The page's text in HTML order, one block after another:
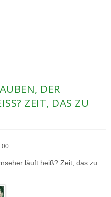
DER
ZEIT, DAS ZU Ä
läuft heiß? Zeit, das zu